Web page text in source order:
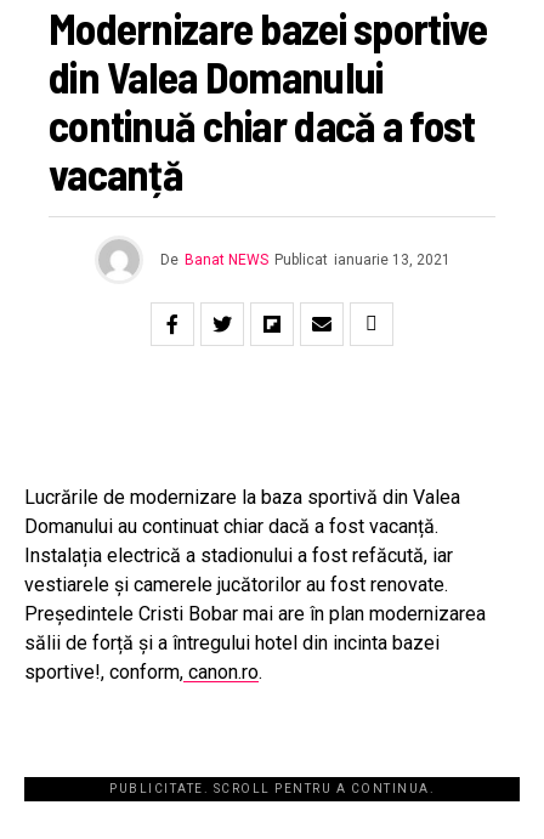
Modernizare bazei sportive
din Valea Domanului
continuă chiar dacă a fost
vacanță
De Banat NEWS Publicat ianuarie 13, 2021
Lucrările de modernizare la baza sportivă din Valea
Domanului au continuat chiar dacă a fost vacanță.
Instalația electrică a stadionului a fost refăcută, iar
vestiarele și camerele jucătorilor au fost renovate.
Președintele Cristi Bobar mai are în plan modernizarea
sălii de forță și a întregului hotel din incinta bazei
sportive!, conform, canon.ro.
PUBLICITATE. SCROLL PENTRU A CONTINUA.